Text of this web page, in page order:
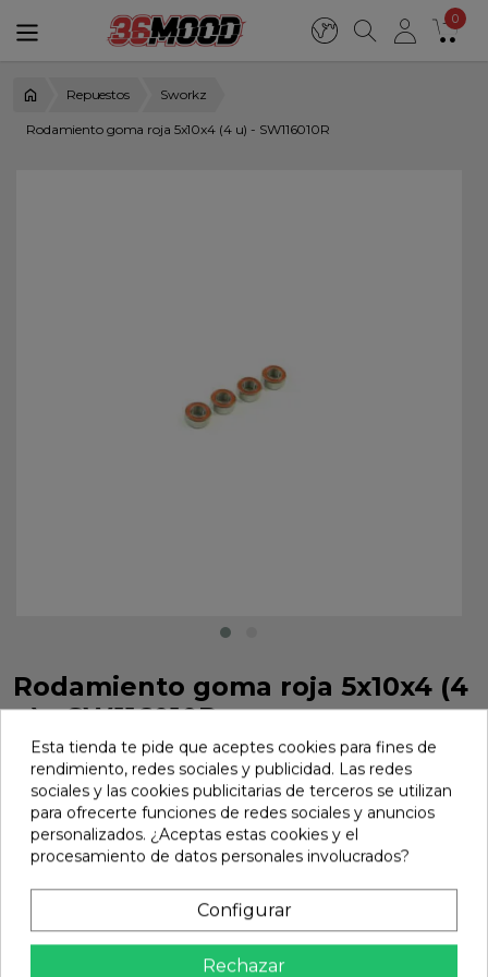
0
Repuestos Sworkz
Rodamiento goma roja 5x10x4 (4 u) - SW116010R
Rodamiento goma roja 5x10x4 (4
u) - SW116010R
Rodamiento goma roja 5x10x4 (4 u) - SW116010R
Marca: Sworkz Ref: SW116010R
7,26 €
Avisarme
No disponible
Esta tienda te pide que aceptes cookies para fines de
rendimiento, redes sociales y publicidad. Las redes
sociales y las cookies publicitarias de terceros se utilizan
para ofrecerte funciones de redes sociales y anuncios
personalizados. ¿Aceptas estas cookies y el
procesamiento de datos personales involucrados?
Configurar
Rechazar